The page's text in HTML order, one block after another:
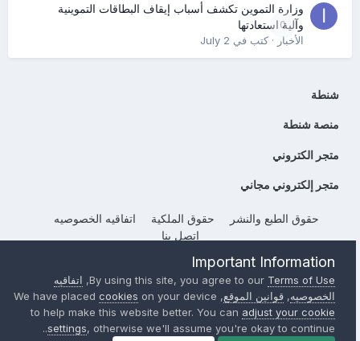
0
وزارة التموين تكشف أسباب إيقاف البطاقات التموينية
وآلية استعادتها
الأخبار· كتب في July 2
شنطة
منصة شنطة
متجر الكتروني
متجر إلكتروني مجاني
حقوق الطبع والنشر حقوق الملكية
اتفاقيه الخصوصيه
إتصل بنا
Powered by Invision CommunityImportant Information
By using this site, you agree to ourTerms of Use
, اتفاقيه
الخصوصيه, قوانين الموقع, We have placed
cookies on your device
to help make this website better. You canadjust your cookie
settings , otherwise we'll assume you're okay to continue..